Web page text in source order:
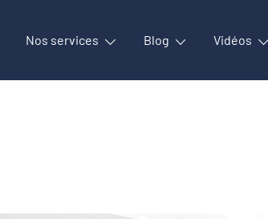
Nos services Blog Vidéos